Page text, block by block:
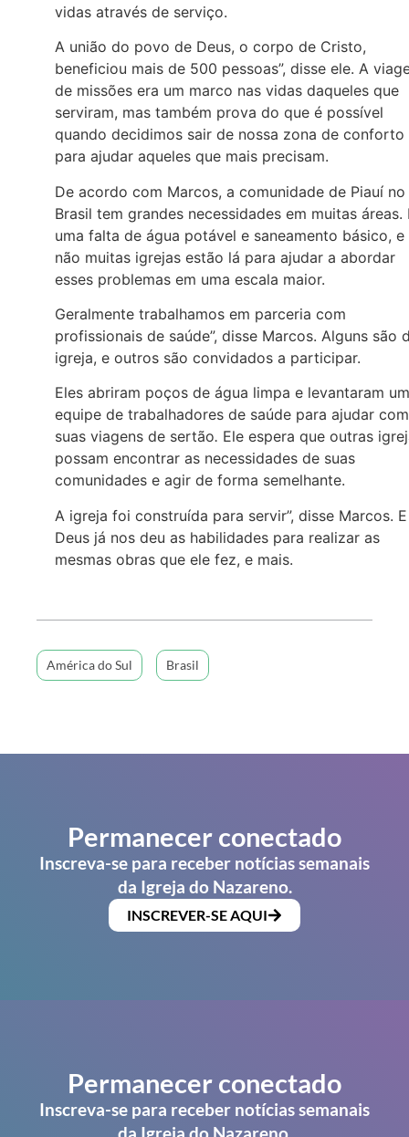
vidas através de serviço.
A união do povo de Deus, o corpo de Cristo,
beneficiou mais de 500 pessoas”, disse ele. A
de missões era um marco nas vidas daqueles que
serviram, mas também prova do que é possível
quando decidimos sair de nossa zona de conforto
para ajudar aqueles que mais precisam.
De acordo com Marcos, a comunidade de Piauí no
Brasil tem grandes necessidades em muitas áreas.
uma falta de água potável e saneamento básico, e
não muitas igrejas estão lá para ajudar a abordar
esses problemas em uma escala maior.
Geralmente trabalhamos em parceria com
profissionais de saúde”, disse Marcos. Alguns são
igreja, e outros são convidados a participar.
Eles abriram poços de água limpa e levantaram
equipe de trabalhadores de saúde para ajudar com
suas viagens de sertão. Ele espera que outras
possam encontrar as necessidades de suas
comunidades e agir de forma semelhante.
A igreja foi construída para servir”, disse Marcos. E
Deus já nos deu as habilidades para realizar as
mesmas obras que ele fez, e mais.
América do Sul Brasil
Permanecer conectado
Inscreva-se para receber notícias semanais
da Igreja do Nazareno.
INSCREVER-SE AQUI
Permanecer conectado
Inscreva-se para receber notícias semanais